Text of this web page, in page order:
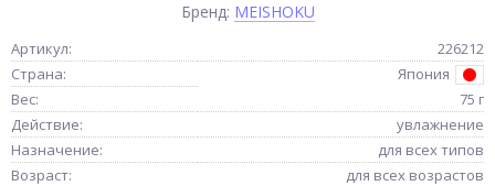
Бренд: MEISHOKU
Артикул:
226212
Страна:
Япония
Вес:
75 г
Действие:
увлажнение
Назначение:
для всех типов
Возраст:
для всех возрастов